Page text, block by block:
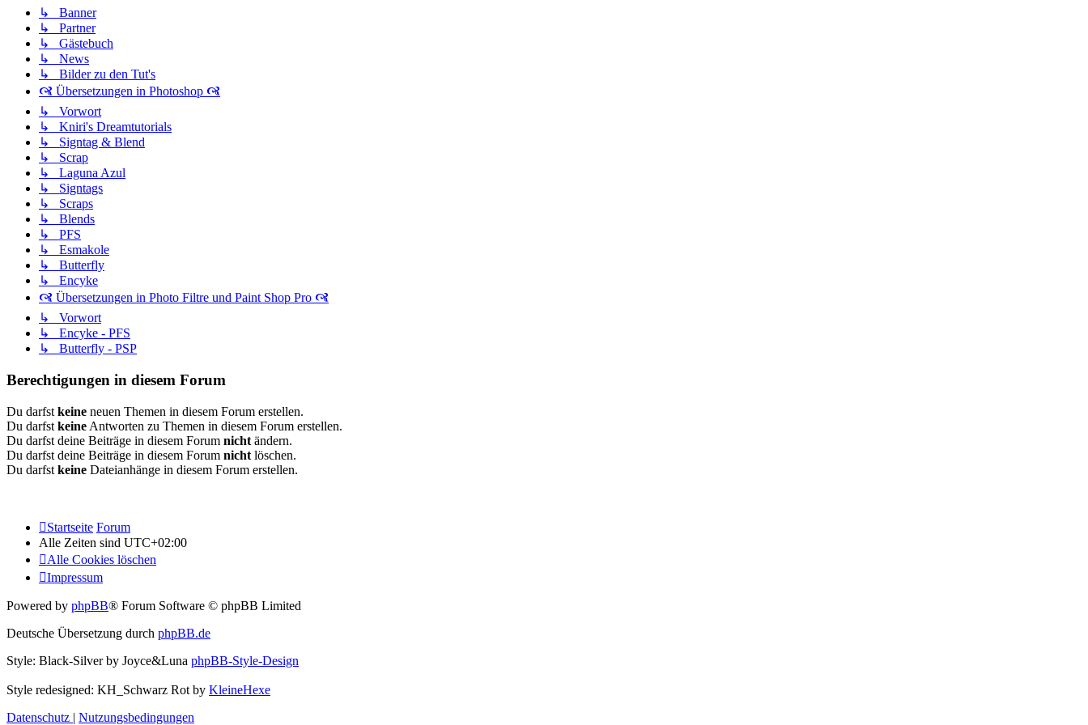
↳ Banner
↳ Partner
↳ Gästebuch
↳ News
↳ Bilder zu den Tut's
🙧 Übersetzungen in Photoshop 🙧
↳ Vorwort
↳ Kniri's Dreamtutorials
↳ Signtag & Blend
↳ Scrap
↳ Laguna Azul
↳ Signtags
↳ Scraps
↳ Blends
↳ PFS
↳ Esmakole
↳ Butterfly
↳ Encyke
🙧 Übersetzungen in Photo Filtre und Paint Shop Pro 🙧
↳ Vorwort
↳ Encyke - PFS
↳ Butterfly - PSP
Berechtigungen in diesem Forum
Du darfst keine neuen Themen in diesem Forum erstellen.
Du darfst keine Antworten zu Themen in diesem Forum erstellen.
Du darfst deine Beiträge in diesem Forum nicht ändern.
Du darfst deine Beiträge in diesem Forum nicht löschen.
Du darfst keine Dateianhänge in diesem Forum erstellen.
Startseite Forum
Alle Zeiten sind UTC+02:00
Alle Cookies löschen
Impressum
Powered by phpBB® Forum Software © phpBB Limited
Deutsche Übersetzung durch phpBB.de
Style: Black-Silver by Joyce&Luna phpBB-Style-Design
Style redesigned: KH_Schwarz Rot by KleineHexe
Datenschutz | Nutzungsbedingungen